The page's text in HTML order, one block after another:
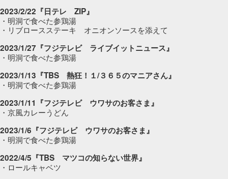
2023/2/22『日テレ ZIP』
・明洞で食べた参鶏湯
・リブロースステーキ オニオンソースを添えて
2023/1/27『フジテレビ ライブイットニュース』
・明洞で食べた参鶏湯
2023/1/13『TBS 熱狂！１/３６５のマニアさん』
・明洞で食べた参鶏湯
2023/1/11『フジテレビ ウワサのお客さま』
・京風カレーうどん
2023/1/6『フジテレビ ウワサのお客さま』
・明洞で食べた参鶏湯
2022/4/5『TBS マツコの知らない世界』
・ロールキャベツ